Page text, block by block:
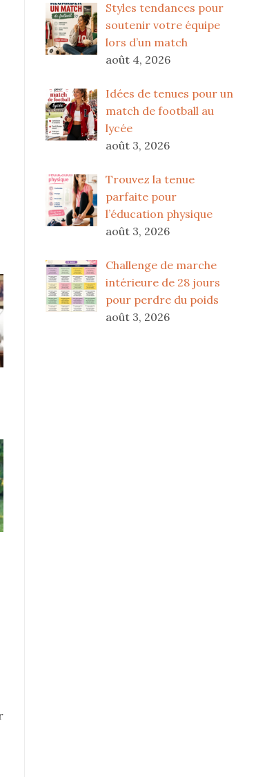
Styles tendances pour
soutenir votre équipe
lors d’un match
août 4, 2026
Idées de tenues pour un
match de football au
lycée
août 3, 2026
Trouvez la tenue
parfaite pour
l’éducation physique
août 3, 2026
Challenge de marche
intérieure de 28 jours
pour perdre du poids
août 3, 2026